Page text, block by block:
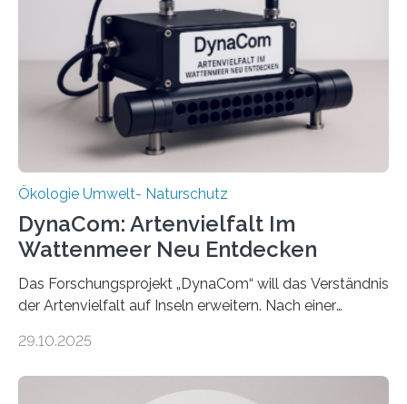
Ökologie Umwelt- Naturschutz
DynaCom: Artenvielfalt Im
Wattenmeer Neu Entdecken
Das Forschungsprojekt „DynaCom“ will das Verständnis
der Artenvielfalt auf Inseln erweitern. Nach einer
Beobachtungen im Wattenmeer ist nun eine große
Oldenburg befassen sich insbesondere damit, wie ein
29.10.2025